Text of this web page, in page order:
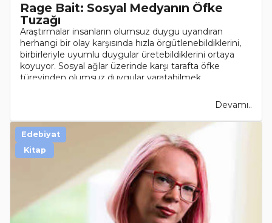
Rage Bait: Sosyal Medyanın Öfke
Tuzağı
Araştırmalar insanların olumsuz duygu uyandıran
herhangi bir olay karşısında hızla örgütlenebildiklerini,
birbirleriyle uyumlu duygular üretebildiklerini ortaya
koyuyor. Sosyal ağlar üzerinde karşı tarafta öfke
türevinden olumsuz duygular yaratabilmek
Devamı..
Edebiyat
Kitap